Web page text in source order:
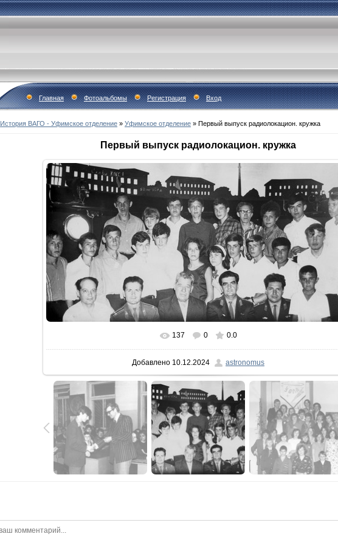
Главная Фотоальбомы Регистрация Вход
История ВАГО - Уфимское отделение » Уфимское отделение » Первый выпуск радиолокацион. кружка
Первый выпуск радиолокацион. кружка
В реальном размере 900x469
137 0 0.0
Добавлено 10.12.2024 astronomus